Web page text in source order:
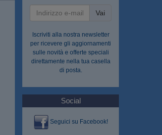
Vai
Iscriviti alla nostra newsletter
per ricevere gli aggiornamenti
sulle novità e offerte speciali
direttamente nella tua casella
di posta.
Social
Seguici su Facebook!